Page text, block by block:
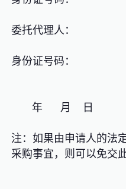
委托代理人
身份证
年 月 日
注：如果由申请人的法
采购事宜，则可以免交